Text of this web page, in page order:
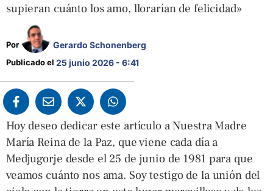
supieran cuánto los amo, llorarían de felicidad»
Por Gerardo Schonenberg
Publicado el 25 junio 2026 - 6:41
Hoy deseo dedicar este artículo a Nuestra Madre
María Reina de la Paz, que viene cada día a
Medjugorje desde el 25 de junio de 1981 para que
veamos cuánto nos ama. Soy testigo de la unión del